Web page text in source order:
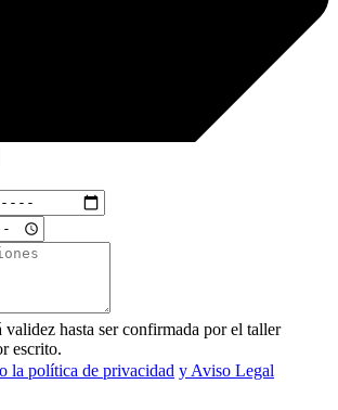
validez hasta ser confirmada por el taller
escrito.
la política de privacidad y Aviso Legal